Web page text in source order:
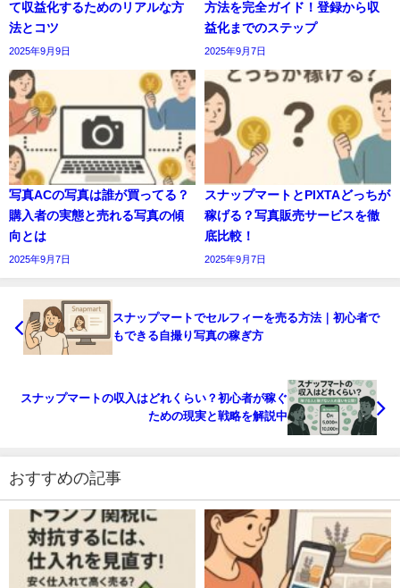
て収益化するためのリアルな方
法とコツ
2025年9月9日
方法を完全ガイド！登録から収
益化までのステップ
2025年9月7日
写真ACの写真は誰が買ってる？
購入者の実態と売れる写真の傾
向とは
2025年9月7日
スナップマートとPIXTAどっちが
稼げる？写真販売サービスを徹
底比較！
2025年9月7日
スナップマートでセルフィーを売る方法｜初心者で
もできる自撮り写真の稼ぎ方
スナップマートの収入はどれくらい？初心者が稼ぐ
ための現実と戦略を解説中
おすすめの記事